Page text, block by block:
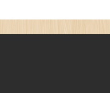
OpenAI的API服
Services, But Not